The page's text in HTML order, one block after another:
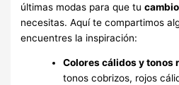
últimas modas para que tu
necesitas. Aquí te compartimos
encuentres la inspiración:
Colores cálidos y tonos
tonos cobrizos, rojos